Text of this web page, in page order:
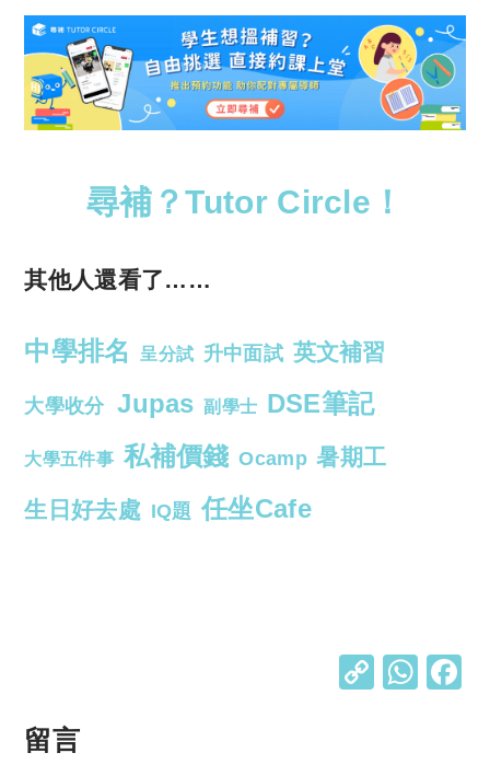
尋補？Tutor Circle！
其他人還看了……
中學排名 呈分試 升中面試 英文補習
大學收分 Jupas 副學士 DSE筆記
大學五件事 私補價錢 Ocamp 暑期工
生日好去處 IQ題 任坐Cafe
C W
留言